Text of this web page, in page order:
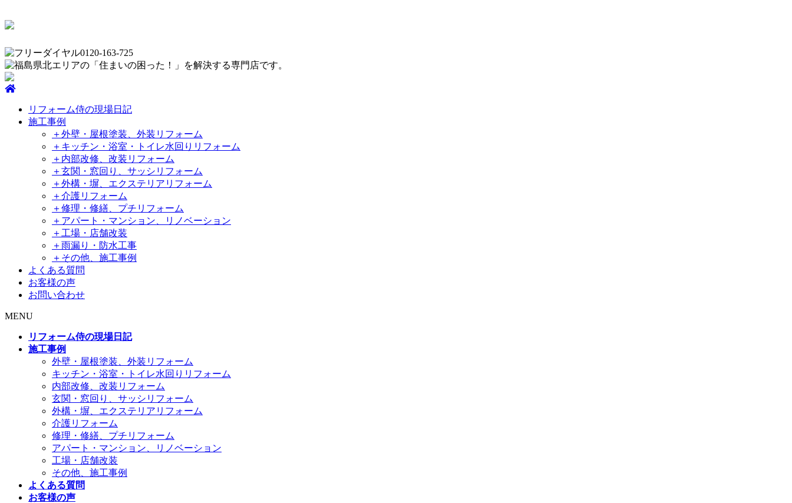
リフォーム侍の現場日記
施工事例
＋外壁・屋根塗装、外装リフォーム
＋キッチン・浴室・トイレ水回りリフォーム
＋内部改修、改装リフォーム
＋玄関・窓回り、サッシリフォーム
＋外構・塀、エクステリアリフォーム
＋介護リフォーム
＋修理・修繕、プチリフォーム
＋アパート・マンション、リノベーション
＋工場・店舗改装
＋雨漏り・防水工事
＋その他、施工事例
よくある質問
お客様の声
お問い合わせ
MENU
リフォーム侍の現場日記
施工事例
外壁・屋根塗装、外装リフォーム
キッチン・浴室・トイレ水回りリフォーム
内部改修、改装リフォーム
玄関・窓回り、サッシリフォーム
外構・塀、エクステリアリフォーム
介護リフォーム
修理・修繕、プチリフォーム
アパート・マンション、リノベーション
工場・店舗改装
その他、施工事例
よくある質問
お客様の声